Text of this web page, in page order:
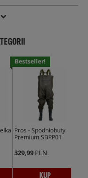
Bestseller!
Pros - Spodniobuty
Premium SBPP01
329,99 PLN
KUP